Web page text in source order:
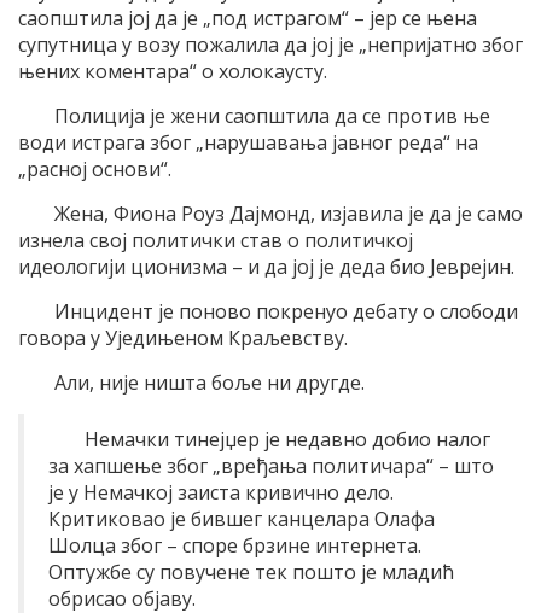
саопштила јој да је „под истрагом“ – јер се њена
супутница у возу пожалила да јој је „непријатно због
њених коментара“ о холокаусту.
Полиција је жени саопштила да се против ње
води истрага због „нарушавања јавног реда“ на
„расној основи“.
Жена, Фиона Роуз Дајмонд, изјавила је да је само
изнела свој политички став о политичкој
идеологији ционизма – и да јој је деда био Јеврејин.
Инцидент је поново покренуо дебату о слободи
говора у Уједињеном Краљевству.
Али, није ништа боље ни другде.
Немачки тинејџер је недавно добио налог
за хапшење због „вређања политичара“ – што
је у Немачкој заиста кривично дело.
Критиковао је бившег канцелара Олафа
Шолца због – споре брзине интернета.
Оптужбе су повучене тек пошто је младић
обрисао објаву.